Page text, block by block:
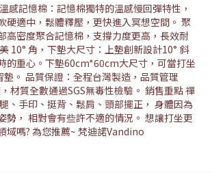
感記憶棉：記憶棉獨特的溫感慢回彈特性，
硬適中，鬆體釋壓，更快進入冥想空間。 聚
高密度聚合記憶棉，支撐力度更高，長效耐
10° 角，下墊大尺寸：上墊創新設計10° 斜
的重心。下墊60cm*60cm大尺寸，可當打坐
。 品質保證：全程台灣製造，品質管理
材質全數通過SGS無毒性檢驗。 銷售重點 禪
、手印、挺背、鬆肩、頭部擺正， 身體因為
勢， 相對會有些許不適的情況。 想讓打坐更
域嗎? 為您推薦~ 梵迪諾Vandino